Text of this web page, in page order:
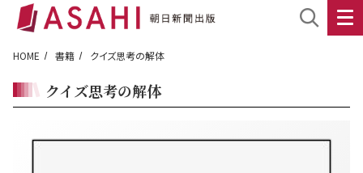
HOME 書籍 クイズ思考の解体
クイズ思考の解体